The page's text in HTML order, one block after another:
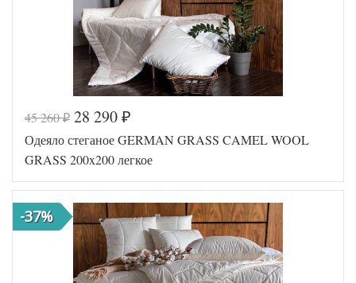
Код товара
546-861
Артикул
GG-98191
Ширина х
Длина
200х200
(евро)
Сезонность
Легкое
Наполнитель
Конопля /
Лен
Ткань
Батист
Производитель
German
Grass
(Австрия)
45 260₽ 28 290 ₽
Одеяло стеганое GERMAN GRASS CAMEL WOOL
GRASS 200x200 легкое
-37%